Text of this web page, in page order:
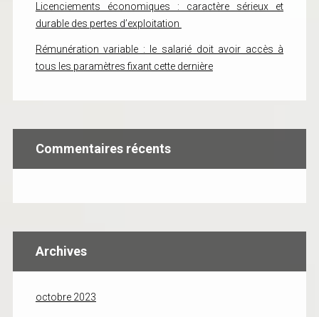
Licenciements économiques : caractère sérieux et
durable des pertes d’exploitation
Rémunération variable : le salarié doit avoir accès à
tous les paramètres fixant cette dernière
Commentaires récents
Archives
octobre 2023